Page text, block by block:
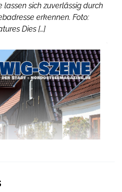
lassen sich zuverlässig durch
erkennen. Foto:
Dies […]